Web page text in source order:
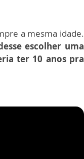
a mesma idade.
escolher uma
ter 10 anos pra